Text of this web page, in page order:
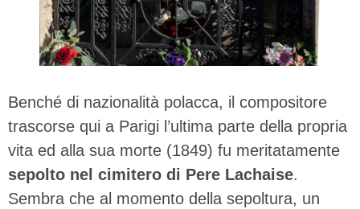
Benché di nazionalità polacca, il compositore
trascorse qui a Parigi l’ultima parte della propria
vita ed alla sua morte (1849) fu meritatamente
sepolto nel cimitero di Pere Lachaise.
Sembra che al momento della sepoltura, un